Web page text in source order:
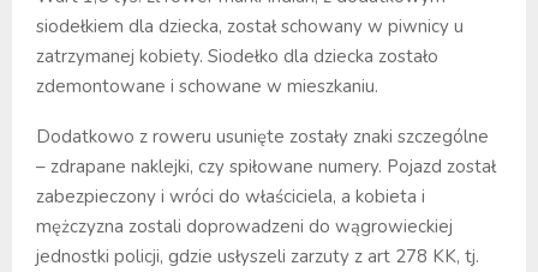
siodełkiem dla dziecka, został schowany w piwnicy u
zatrzymanej kobiety. Siodełko dla dziecka zostało
zdemontowane i schowane w mieszkaniu.
Dodatkowo z roweru usunięte zostały znaki szczególne
– zdrapane naklejki, czy spiłowane numery. Pojazd został
zabezpieczony i wróci do właściciela, a kobieta i
mężczyzna zostali doprowadzeni do wągrowieckiej
jednostki policji, gdzie usłyszeli zarzuty z art 278 KK, tj.